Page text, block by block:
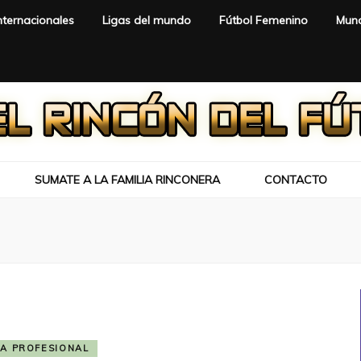
Ligas del mundo Fútbol Femenino
SUMATE A LA FAMILIA RINCONERA CONTACTO
PROFESIONAL